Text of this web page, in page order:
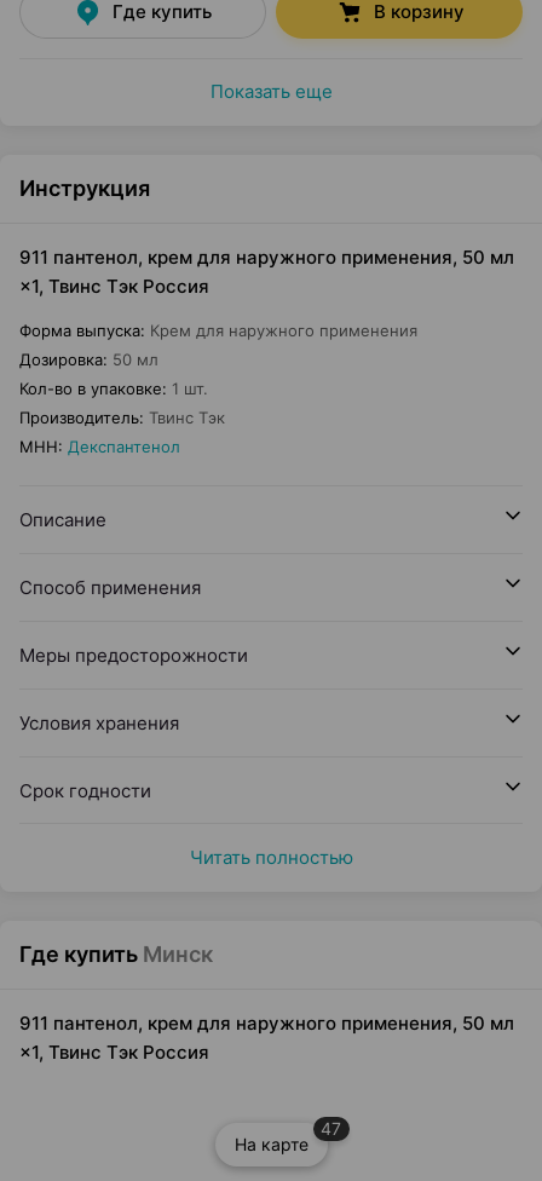
Где купить В корзину
Показать еще
Инструкция
911 пантенол, крем для наружного применения, 50 мл
×1, Твинс Тэк Россия
Форма выпуска: Крем для наружного применения
Дозировка: 50 мл
Кол-во в упаковке: 1 шт.
Производитель: Твинс Тэк
МНН: Декспантенол
Описание
Способ применения
Меры предосторожности
Условия хранения
Срок годности
Читать полностью
Где купить Минск
911 пантенол, крем для наружного применения, 50 мл
×1, Твинс Тэк Россия
На карте
47